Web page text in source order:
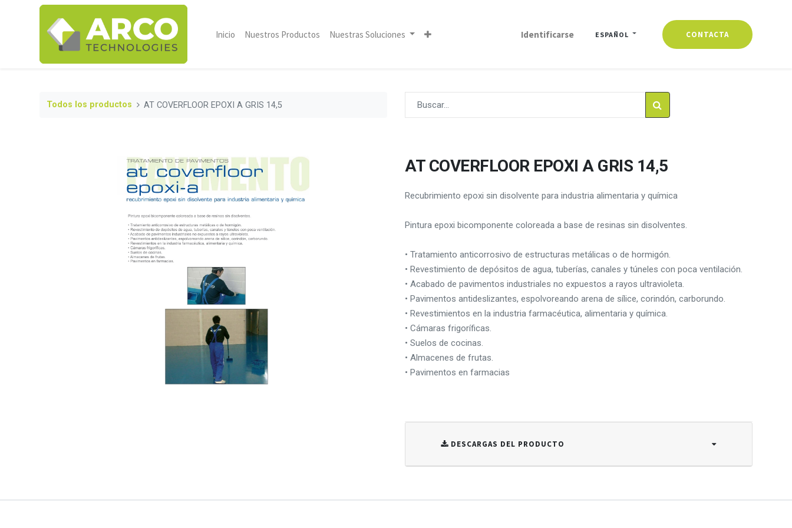
Inicio Nuestros Productos Nuestras Soluciones Identificarse ESPAÑOL CONTACTA
Todos los productos AT COVERFLOOR EPOXI A GRIS 14,5
AT COVERFLOOR EPOXI A GRIS 14,5
Recubrimiento epoxi sin disolvente para industria alimentaria y química
Pintura epoxi bicomponente coloreada a base de resinas sin disolventes.
• Tratamiento anticorrosivo de estructuras metálicas o de hormigón.
• Revestimiento de depósitos de agua, tuberías, canales y túneles con poca ventilación.
• Acabado de pavimentos industriales no expuestos a rayos ultravioleta.
• Pavimentos antideslizantes, espolvoreando arena de sílice, corindón, carborundo.
• Revestimientos en la industria farmacéutica, alimentaria y química.
• Cámaras frigoríficas.
• Suelos de cocinas.
• Almacenes de frutas.
• Pavimentos en farmacias
DESCARGAS DEL PRODUCTO